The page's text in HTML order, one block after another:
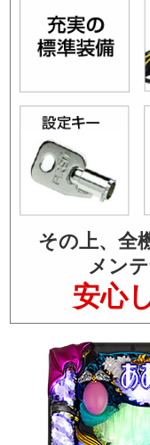
その上、全
メン
安心